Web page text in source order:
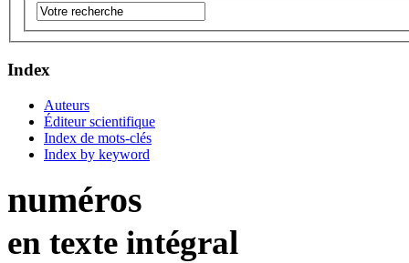
Index
Auteurs
Éditeur scientifique
Index de mots-clés
Index by keyword
numéros
en texte intégral